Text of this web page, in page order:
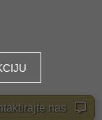
nas